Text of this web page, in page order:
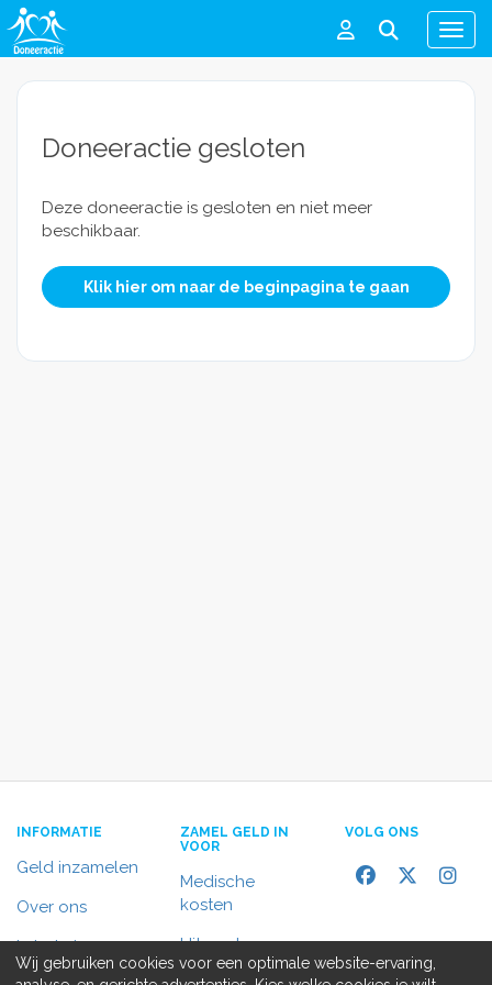
Menu
Doneeractie gesloten
Deze doneeractie is gesloten en niet meer
beschikbaar.
Klik hier om naar de beginpagina te gaan
INFORMATIE
Geld inzamelen
Over ons
In het nieuws
ZAMEL GELD IN
VOOR
Medische
kosten
Uitvaart
VOLG ONS
Wij gebruiken cookies voor een optimale website-ervaring,